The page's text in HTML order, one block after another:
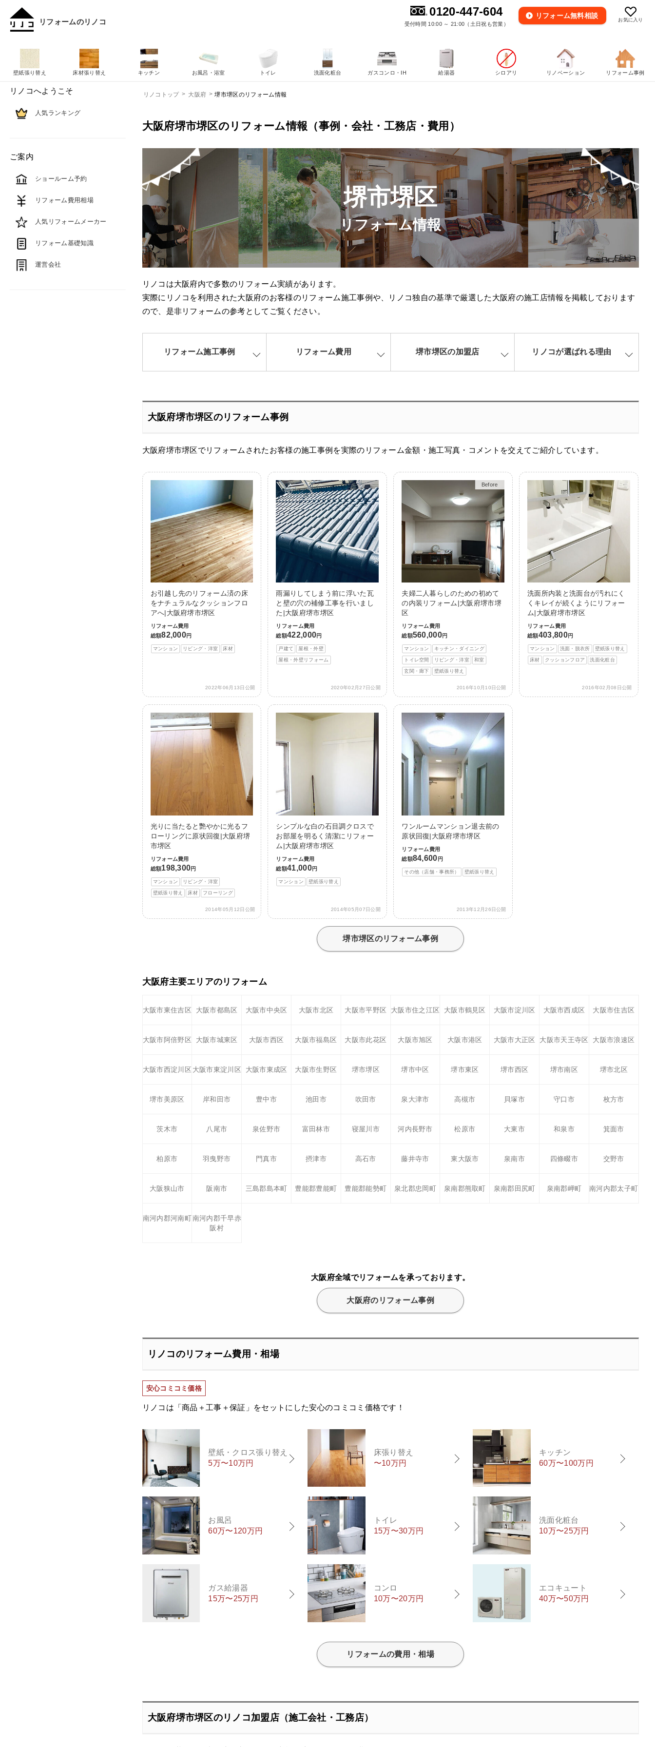
リフォームのリノコ お気に入り
0120-447-604
受付時間 10:00 ～ 21:00（土日祝も営業）
リフォーム無料相談
リノコトップ 大阪府 堺市堺区のリフォーム情報
大阪府堺市堺区のリフォーム情報（事例・会社・工務店・費用）
堺市堺区
リフォーム情報
リノコは大阪府内で多数のリフォーム実績があります。
実際にリノコを利用された大阪府のお客様のリフォーム施工事例や、リノコ独自の基準で厳選した大阪府の施工店情報を掲載しております
ので、是非リフォームの参考としてご覧ください。
リフォーム施工事例 リフォーム費用 堺市堺区の加盟店 リノコが選ばれる理由
大阪府堺市堺区のリフォーム事例
大阪府堺市堺区でリフォームされたお客様の施工事例を実際のリフォーム金額・施工写真・コメントを交えてご紹介しています。
お引越し先のリフォーム済の床
をナチュラルなクッションフロ
アへ|大阪府堺市堺区
リフォーム費用
総額82,000円
マンション リビング・洋室 床材
2022年06月13日公開
雨漏りしてしまう前に浮いた瓦
と壁の穴の補修工事を行いまし
た|大阪府堺市堺区
リフォーム費用
総額422,000円
戸建て 屋根・外壁
屋根・外壁リフォーム
2020年02月27日公開
Before
After
夫婦二人暮らしのための初めて
の内装リフォーム|大阪府堺市堺
区
リフォーム費用
総額560,000円
マンション キッチン・ダイニング
トイレ空間 リビング・洋室 和室
玄関・廊下 壁紙張り替え
2016年10月10日公開
洗面所内装と洗面台が汚れにく
くキレイが続くようにリフォー
ム|大阪府堺市堺区
リフォーム費用
総額403,800円
マンション 洗面・脱衣所 壁紙張り替え
床材 クッションフロア 洗面化粧台
2016年02月08日公開
光りに当たると艷やかに光るフ
ローリングに原状回復|大阪府堺
市堺区
リフォーム費用
総額198,300円
マンション リビング・洋室
壁紙張り替え 床材 フローリング
2014年05月12日公開
シンプルな白の石目調クロスで
お部屋を明るく清潔にリフォー
ム|大阪府堺市堺区
リフォーム費用
総額41,000円
マンション 壁紙張り替え
2014年05月07日公開
ワンルームマンション退去前の
原状回復|大阪府堺市堺区
リフォーム費用
総額84,600 円
その他（店舗・事務所） 壁紙張り替え
2013年12月26日公開
堺市堺区のリフォーム事例
大阪府主要エリアのリフォーム
大阪市東住吉区 大阪市都島区 大阪市中央区 大阪市北区 大阪市平野区 大阪市住之江区 大阪市鶴見区 大阪市淀川区 大阪市西成区 大阪市住吉区
大阪市阿倍野区 大阪市城東区 大阪市西区 大阪市福島区 大阪市此花区 大阪市旭区 大阪市港区 大阪市大正区 大阪市天王寺区 大阪市浪速区
大阪市西淀川区 大阪市東淀川区 大阪市東成区 大阪市生野区 堺市堺区 堺市中区 堺市東区 堺市西区 堺市南区 堺市北区
堺市美原区 岸和田市 豊中市 池田市 吹田市 泉大津市 高槻市 貝塚市 守口市 枚方市
茨木市 八尾市 泉佐野市 富田林市 寝屋川市 河内長野市 松原市 大東市 和泉市 箕面市
柏原市 羽曳野市 門真市 摂津市 高石市 藤井寺市 東大阪市 泉南市 四條畷市 交野市
大阪狭山市 阪南市 三島郡島本町 豊能郡豊能町 豊能郡能勢町 泉北郡忠岡町 泉南郡熊取町 泉南郡田尻町 泉南郡岬町 南河内郡太子町
南河内郡河南町南河内郡千早赤
阪村
大阪府全域でリフォームを承っております。
大阪府のリフォーム事例
リノコのリフォーム費用・相場
安心コミコミ価格
リノコは「商品＋工事＋保証」をセットにした安心のコミコミ価格です！
壁紙・クロス張り替え
5万〜10万円
床張り替え
〜10万円
キッチン
60万〜100万円
お風呂
60万〜120万円
トイレ
15万〜30万円
洗面化粧台
10万〜25万円
ガス給湯器
15万〜25万円
コンロ
10万〜20万円
エコキュート
40万〜50万円
リフォームの費用・相場
大阪府堺市堺区のリノコ加盟店（施工会社・工務店）
壁紙張り替え 床材張り替え キッチン お風呂・浴室 トイレ 洗面化粧台 ガスコンロ・IH 給湯器 シロアリ リノベーション リフォーム事例
リノコへようこそ
人気ランキング
ご案内
ショールーム予約
リフォーム費用相場
人気リフォームメーカー
リフォーム基礎知識
運営会社